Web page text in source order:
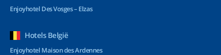
Enjoyhotel Des Vosges – Elzas
Hotels België
Enjoyhotel Maison des Ardennes